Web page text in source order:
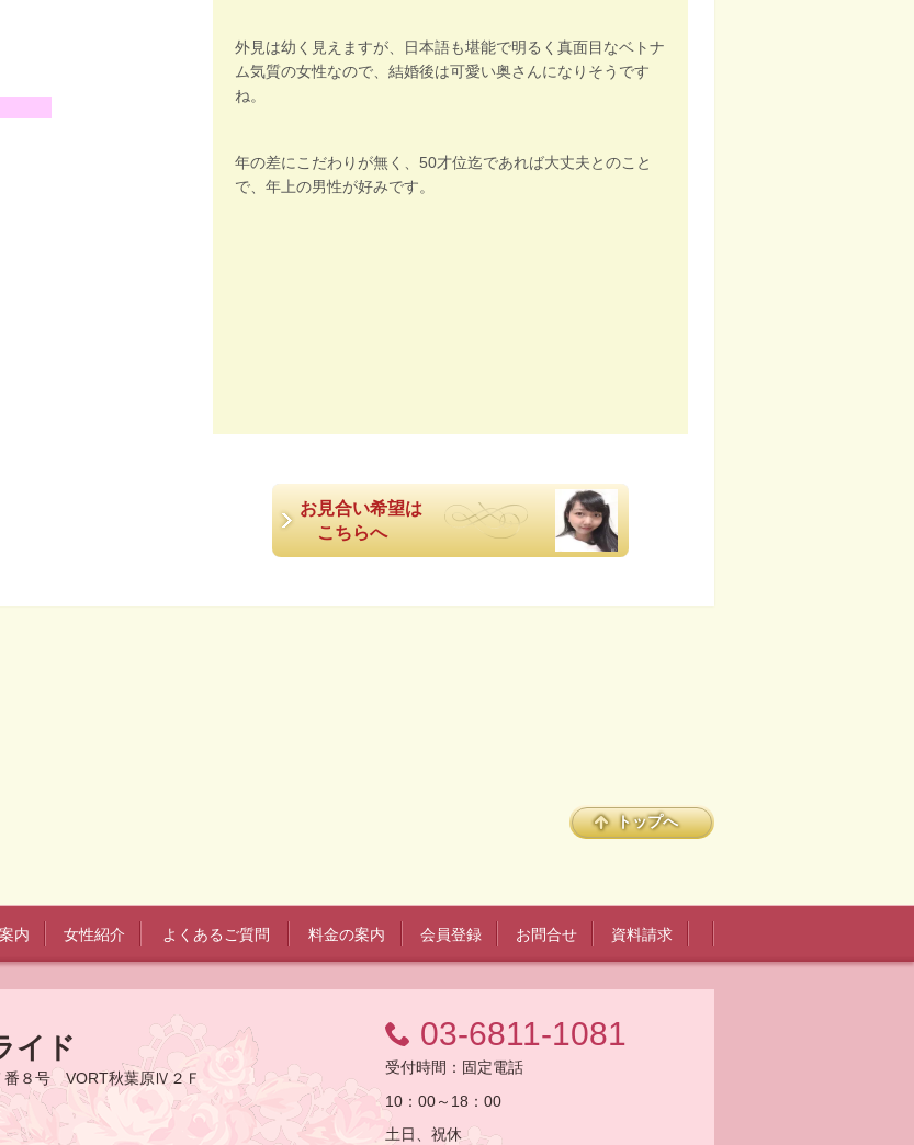
ジ
外見は幼く見えますが、日本語も堪能で明るく真面目なベトナ
ム気質の女性なので、結婚後は可愛い奥さんになりそうです
ね。
年の差にこだわりが無く、50才位迄であれば大丈夫とのこと
で、年上の男性が好みです。
お見合い希望は
こちらへ
トップへ
内 女性紹介 よくあるご質問 料金の案内 会員登録 お問合せ 資料請求
イド
番８号 VORT秋葉原Ⅳ２Ｆ
03-6811-1081
受付時間： 固定電話
10：00～18：00
土日、祝休